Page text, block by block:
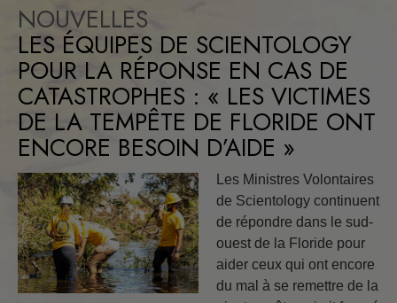
NOUVELLES
LES ÉQUIPES DE SCIENTOLOGY
POUR LA RÉPONSE EN CAS DE
CATASTROPHES : « LES VICTIMES
DE LA TEMPÊTE DE FLORIDE ONT
ENCORE BESOIN D’AIDE »
Les Ministres Volontaires
de Scientology continuent
de répondre dans le sud-
ouest de la Floride pour
aider ceux qui ont encore
du mal à se remettre de la